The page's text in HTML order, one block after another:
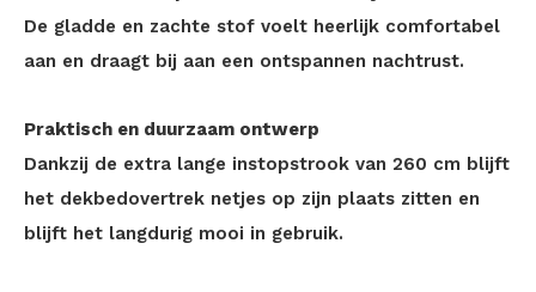
De gladde en zachte stof voelt heerlijk comfortabel
aan en draagt bij aan een ontspannen nachtrust.
Praktisch en duurzaam ontwerp
Dankzij de extra lange instopstrook van 260 cm blijft
het dekbedovertrek netjes op zijn plaats zitten en
blijft het langdurig mooi in gebruik.